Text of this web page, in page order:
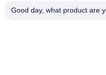
Good day, what product are